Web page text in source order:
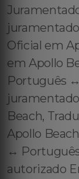
Oficial em
em Apollo
Português
Beach,
Apollo
↔️
autorizado